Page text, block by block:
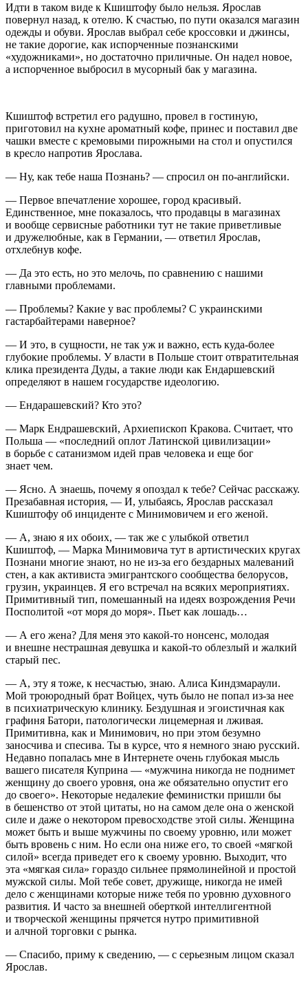
Идти в таком виде к Кшиштофу было нельзя. Ярослав
повернул назад, к отелю. К счастью, по пути оказался магазин
одежды и обуви. Ярослав выбрал себе кроссовки и джинсы,
не такие дорогие, как испорченные познанскими
«художниками», но достаточно приличные. Он надел новое,
а испорченное выбросил в мусорный бак у магазина.
Кшиштоф встретил его радушно, провел в гостиную,
приготовил на кухне ароматный кофе, принес и поставил две
чашки вместе с кремовыми пирожными на стол и опустился
в кресло напротив Ярослава.
— Ну, как тебе наша Познань? — спросил он по-английски.
— Первое впечатление хорошее, город красивый.
Единственное, мне показалось, что продавцы в магазинах
и вообще сервисные работники тут не такие приветливые
и дружелюбные, как в Германии, — ответил Ярослав,
отхлебнув кофе.
— Да это есть, но это мелочь, по сравнению с нашими
главными проблемами.
— Проблемы? Какие у вас проблемы? С украинскими
гастарбайтерами наверное?
— И это, в сущности, не так уж и важно, есть куда-более
глубокие проблемы. У власти в Польше стоит отвратительная
клика президента Дуды, а такие люди как Ендаршевский
определяют в нашем государстве идеологию.
— Ендарашевский? Кто это?
— Марк Ендрашевский, Архиепископ Кракова. Считает, что
Польша — «последний оплот Латинской цивилизации»
в борьбе с сатанизмом идей прав человека и еще бог
знает чем.
— Ясно. А знаешь, почему я опоздал к тебе? Сейчас расскажу.
Презабавная история, — И, улыбаясь, Ярослав рассказал
Кшиштофу об инциденте с Минимовичем и его женой.
— А, знаю я их обоих, — так же с улыбкой ответил
Кшиштоф, — Марка Минимовича тут в артистических кругах
Познани многие знают, но не из-за его бездарных малеваний
стен, а как активиста эмигрантского сообщества белорусов,
грузин, украинцев. Я его встречал на всяких мероприятиях.
Примитивный тип, помешанный на идеях возрождения Речи
Посполитой «от моря до моря». Пьет как лошадь…
— А его жена? Для меня это какой-то нонсенс, молодая
и внешне нестрашная девушка и какой-то облезлый и жалкий
старый пес.
— А, эту я тоже, к несчастью, знаю. Алиса Киндзмараули.
Мой троюродный брат Войцех, чуть было не попал из-за нее
в психиатрическую клинику. Бездушная и эгоистичная как
графиня Батори, патологически лицемерная и лживая.
Примитивна, как и Минимович, но при этом безумно
заносчива и спесива. Ты в курсе, что я немного знаю русский.
Недавно попалась мне в Интернете очень глубокая мысль
вашего писателя Куприна — «мужчина никогда не поднимет
женщину до своего уровня, она же обязательно опустит его
до своего». Некоторые недалекие феминистки пришли бы
в бешенство от этой цитаты, но на самом деле она о женской
силе и даже о некотором превосходстве этой силы. Женщина
может быть и выше мужчины по своему уровню, или может
быть вровень с ним. Но если она ниже его, то своей «мягкой
силой» всегда приведет его к своему уровню. Выходит, что
эта «мягкая сила» гораздо сильнее прямолинейной и простой
мужской силы. Мой тебе совет, дружище, никогда не имей
дело с женщинами которые ниже тебя по уровню духовного
развития. И часто за внешней оберткой интеллигентной
и творческой женщины прячется нутро примитивной
и алчной торговки с рынка.
— Спасибо, приму к сведению, — с серьезным лицом сказал
Ярослав.